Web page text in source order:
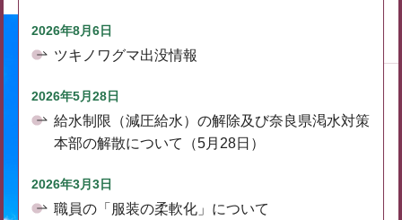
2026年8月6日
ツキノワグマ出没情報
2026年5月28日
給水制限（減圧給水）の解除及び奈良県渇水対策
本部の解散について（5月28日）
2026年3月3日
職員の「服装の柔軟化」について